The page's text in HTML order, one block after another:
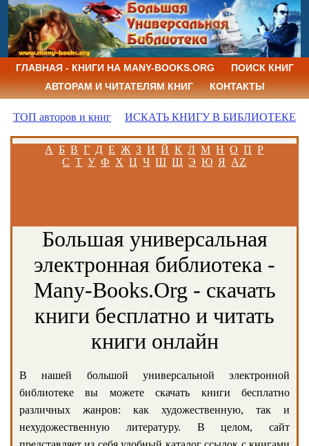
ГЛАВНАЯ - КНИГИ НА MANY-BOOKS.ORG
ПОИСК КНИГ
АВТОРАМ И ЧИТАТЕЛЯМ КНИГ
КОНТАКТЫ
ТОП авторов и книг ИСКАТЬ КНИГУ В БИБЛИОТЕКЕ
А Б В Г Д Е Ж З И Й К Л М Н О П Р
С Т У Ф Х Ц Ч Ш Щ Э Ю Я AZ
Большая универсальная
электронная библиотека -
Many-Books.Org - скачать
книги бесплатно и читать
книги онлайн
В нашей большой универсальной электронной
библиотеке вы можете скачать книги бесплатно
различных жанров: как художественную, так и
нехудожественную литературу. В целом, сайт